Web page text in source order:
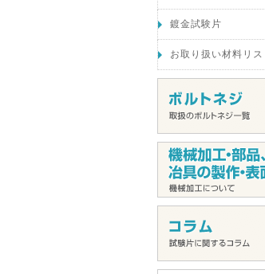
鍍金試験片
お取り扱い材料リス